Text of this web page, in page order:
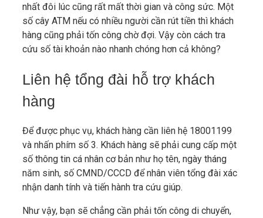
nhất đôi lúc cũng rất mất thời gian và công sức. Một
số cây ATM nếu có nhiều người cần rút tiền thì khách
hàng cũng phải tốn công chờ đợi. Vậy còn cách tra
cứu số tài khoản nào nhanh chóng hơn cả không?
Liên hệ tổng đài hỗ trợ khách
hàng
Để được phục vụ, khách hàng cần liên hệ 18001199
và nhấn phím số 3. Khách hàng sẽ phải cung cấp một
số thông tin cá nhân cơ bản như họ tên, ngày tháng
năm sinh, số CMND/CCCD để nhân viên tổng đài xác
nhận danh tính và tiến hành tra cứu giúp.
Như vậy, bạn sẽ chẳng cần phải tốn công di chuyển,